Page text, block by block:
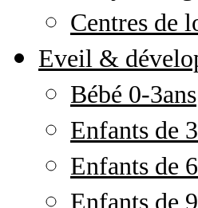
Centres de
Eveil &
Bébé 0-3ans
Enfants de
Enfants de
Enfants de